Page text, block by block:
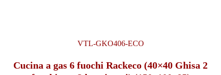
VTL-GKO406-ECO
Cucina a gas 6 fuochi Rackeco (40×40 Ghisa 2